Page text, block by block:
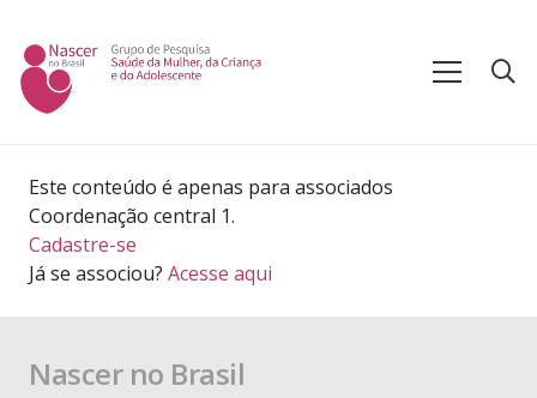
Este conteúdo é apenas para associados
Coordenação central 1.
Cadastre-se
Já se associou? Acesse aqui
Nascer no Brasil